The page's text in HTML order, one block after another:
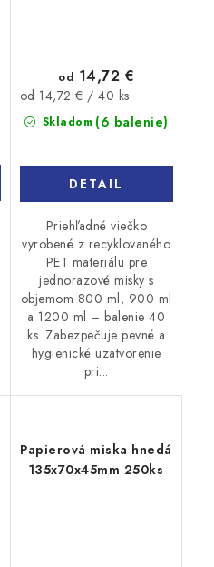
Skladom (6 balenie)
od 14,72 €
Jednotková
cena:
od 14,72 € / 40 ks
DETAIL
Priehľadné viečko
vyrobené z recyklovaného
PET materiálu pre
jednorazové misky s
objemom 800 ml, 900 ml
a 1200 ml – balenie 40
ks. Zabezpečuje pevné a
hygienické uzatvorenie
pri...
Papierová miska hnedá
135x70x45mm 250ks